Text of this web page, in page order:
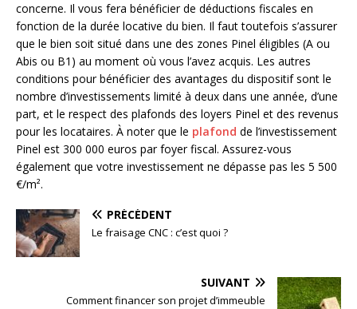
concerne. Il vous fera bénéficier de déductions fiscales en
fonction de la durée locative du bien. Il faut toutefois s’assurer
que le bien soit situé dans une des zones Pinel éligibles (A ou
Abis ou B1) au moment où vous l’avez acquis. Les autres
conditions pour bénéficier des avantages du dispositif sont le
nombre d’investissements limité à deux dans une année, d’une
part, et le respect des plafonds des loyers Pinel et des revenus
pour les locataires. À noter que le plafond de l’investissement
Pinel est 300 000 euros par foyer fiscal. Assurez-vous
également que votre investissement ne dépasse pas les 5 500
€/m².
PRÉCÉDENT
Le fraisage CNC : c’est quoi ?
SUIVANT
Comment financer son projet d’immeuble